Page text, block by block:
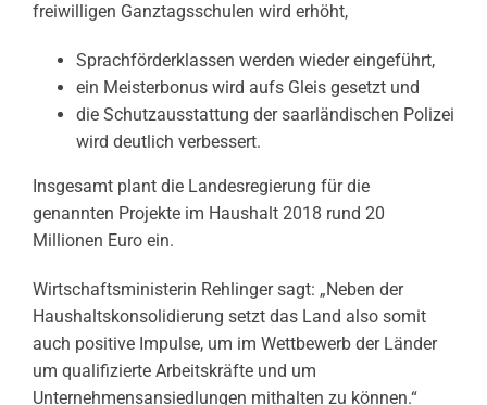
freiwilligen Ganztagsschulen wird erhöht,
Sprachförderklassen werden wieder eingeführt,
ein Meisterbonus wird aufs Gleis gesetzt und
die Schutzausstattung der saarländischen Polizei
wird deutlich verbessert.
Insgesamt plant die Landesregierung für die
genannten Projekte im Haushalt 2018 rund 20
Millionen Euro ein.
Wirtschaftsministerin Rehlinger sagt: „Neben der
Haushaltskonsolidierung setzt das Land also somit
auch positive Impulse, um im Wettbewerb der Länder
um qualifizierte Arbeitskräfte und um
Unternehmensansiedlungen mithalten zu können.“